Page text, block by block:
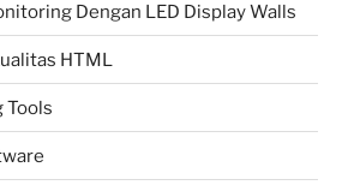
Dengan LED Display Walls
HTML
Tools